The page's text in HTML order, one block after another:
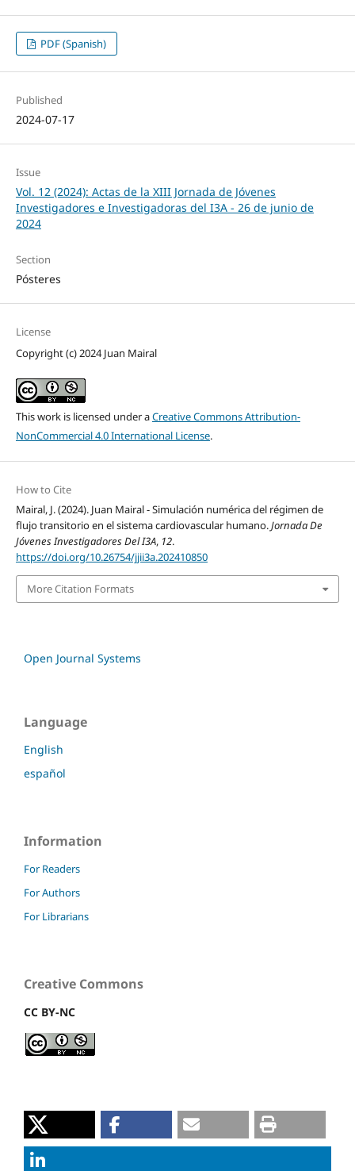
PDF (Spanish)
Published
2024-07-17
Issue
Vol. 12 (2024): Actas de la XIII Jornada de Jóvenes
Investigadores e Investigadoras del I3A - 26 de junio de
2024
Section
Pósteres
License
Copyright (c) 2024 Juan Mairal
This work is licensed under aCreative Commons Attribution-
NonCommercial 4.0 International License.
How to Cite
Mairal, J. (2024). Juan Mairal - Simulación numérica del régimen de
flujo transitorio en el sistema cardiovascular humano.Jornada De
Jóvenes Investigadores Del I3A, 12.
https://doi.org/10.26754/jjii3a.202410850
More Citation Formats
Open Journal Systems
Language
English
español
Information
For Readers
For Authors
For Librarians
Creative Commons
CC BY-NC